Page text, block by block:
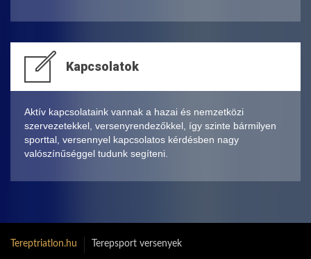
Kapcsolatok
Aktív kapcsolataink vannak a hazai és nemzetközi
szervezetekkel, versenyrendezőkkel, így szinte bármilyen
sporttal, versennyel kapcsolatos kérdésben nagy
valószínűséggel tudunk segíteni.
Tereptriatlon.hu Terepsport versenyek